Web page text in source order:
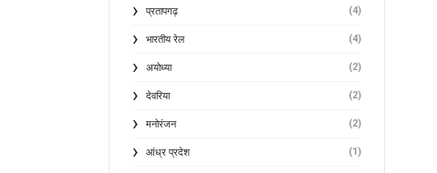
प्रतापगढ़ (4)
भारतीय रेल (4)
अयोध्या (2)
देवरिया (2)
मनोरंजन (2)
आंध्र प्रदेश (1)